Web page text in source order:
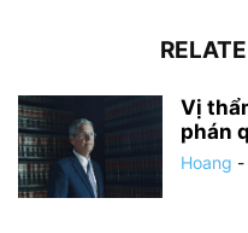
Vị
phán
Hoang -